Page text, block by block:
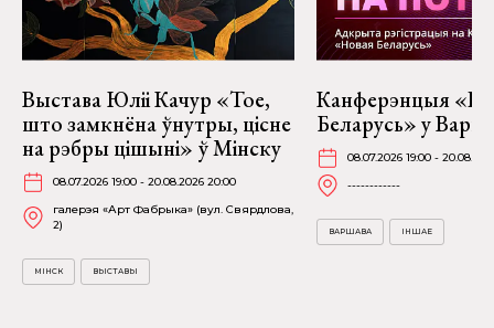
Выстава Юліі Качур «Тое,
што замкнёна ўнутры, цісне
на рэбры цішыні» ў Мінску
08.07.2026 19:00 - 20.08.2026 20:00
галерэя «Арт Фабрыка» (вул. Свярдлова,
2)
МІНСК ВЫСТАВЫ
Канферэнцыя
Беларусь» у
08.07.2026 19:00 -
------------
ВАРШАВА ІНШАЕ